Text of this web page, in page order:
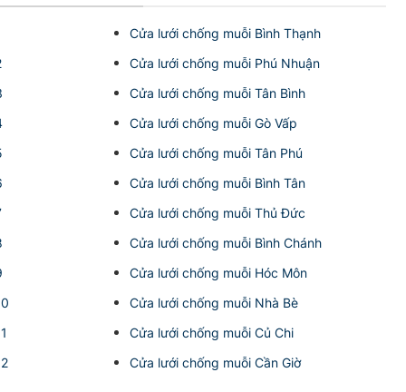
Cửa lưới chống muỗi Bình Thạnh
Cửa lưới chống muỗi Phú Nhuận
Cửa lưới chống muỗi Tân Bình
Cửa lưới chống muỗi Gò Vấp
Cửa lưới chống muỗi Tân Phú
Cửa lưới chống muỗi Bình Tân
Cửa lưới chống muỗi Thủ Đức
Cửa lưới chống muỗi Bình Chánh
Cửa lưới chống muỗi Hóc Môn
Cửa lưới chống muỗi Nhà Bè
Cửa lưới chống muỗi Củ Chi
Cửa lưới chống muỗi Cần Giờ